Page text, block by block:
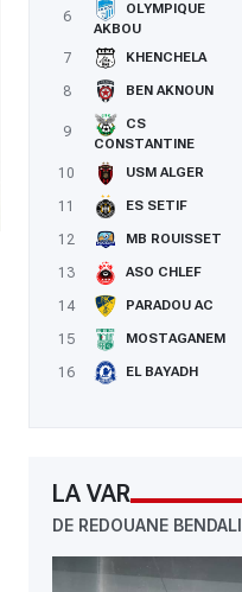
6
OLYMPIQUE
AKBOU
7 KHENCHELA
8
BEN AKNOUN
9
CS
CONSTANTINE
10 USM ALGER
11
ES SETIF
12
MB ROUISSET
13
ASO CHLEF
14
PARADOU AC
15
MOSTAGANEM
16
EL BAYADH
LA VAR
DE REDOUANE BENDALI